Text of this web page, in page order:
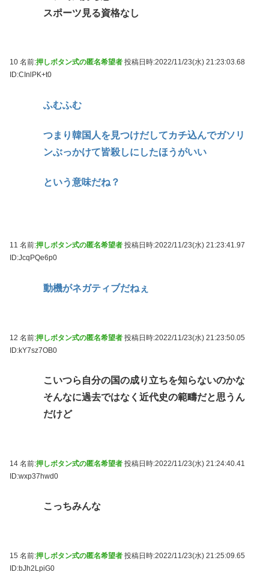
スポーツ見る資格なし
10 名前:押しボタン式の匿名希望者 投稿日時:2022/11/23(水) 21:23:03.68
ID:CInlPK+t0
ふむふむ
つまり韓国人を見つけだしてカチ込んでガソリ
ンぶっかけて皆殺しにしたほうがいい
という意味だね？
11 名前:押しボタン式の匿名希望者 投稿日時:2022/11/23(水) 21:23:41.97
ID:JcqPQe6p0
動機がネガティブだねぇ
12 名前:押しボタン式の匿名希望者 投稿日時:2022/11/23(水) 21:23:50.05
ID:kY7sz7OB0
こいつら自分の国の成り立ちを知らないのかな
そんなに過去ではなく近代史の範疇だと思うん
だけど
14 名前:押しボタン式の匿名希望者 投稿日時:2022/11/23(水) 21:24:40.41
ID:wxp37hwd0
こっちみんな
15 名前:押しボタン式の匿名希望者 投稿日時:2022/11/23(水) 21:25:09.65
ID:bJh2LpiG0